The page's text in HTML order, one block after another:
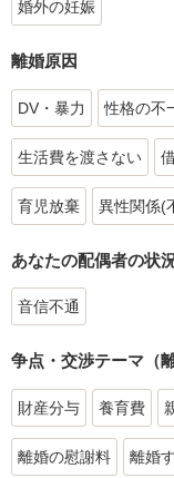
婚外の妊娠
離婚原因
DV・暴力 性格の不
生活費を渡さない
育児放棄 異性関係(
あなたの配偶者の状
音信不通
争点・交渉テーマ（
財産分与 養育費
離婚の慰謝料 離婚